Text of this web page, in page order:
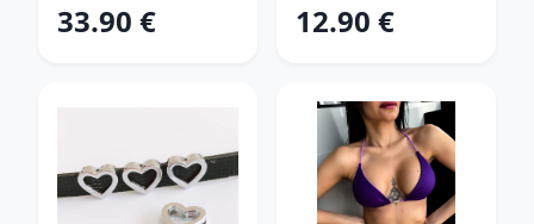
33.90 € 12.90 €